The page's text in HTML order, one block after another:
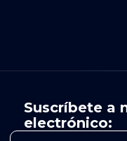
Suscríbete a
electrónico: